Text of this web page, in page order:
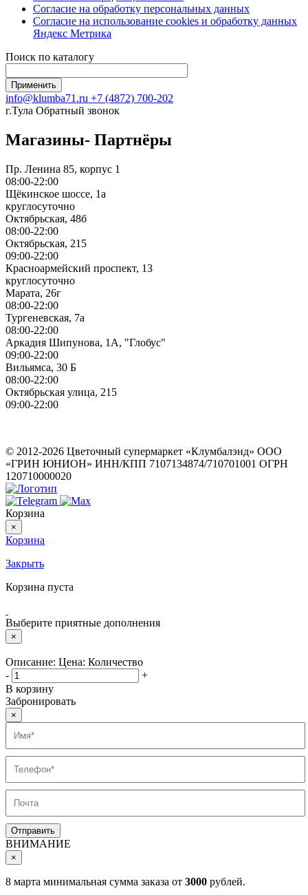
Согласие на обработку персональных данных
Согласие на использование сookies и обработку данных
Яндекс Метрика
Поиск по каталогу
info@klumba71.ru +7 (4872) 700-202
г.Тула Обратный звонок
Магазины- Партнёры
Пр. Ленина 85, корпус 1
08:00-22:00
Щёкинское шоссе, 1а
круглосуточно
Октябрьская, 48б
08:00-22:00
Октябрьская, 215
09:00-22:00
Красноармейский проспект, 13
круглосуточно
Марата, 26г
08:00-22:00
Тургеневская, 7а
08:00-22:00
Аркадия Шипунова, 1А, "Глобус"
09:00-22:00
Вильямса, 30 Б
08:00-22:00
Октябрьская улица, 215
09:00-22:00
© 2012-2026 Цветочный супермаркет «Клумбалэнд» ООО
«ГРИН ЮНИОН» ИНН/КПП 7107134874/710701001 ОГРН
120710000020
Корзина
×
Корзина
Закрыть
Корзина пуста
Выберите приятные дополнения
×
Описание: Цена: Количество
-
+
В корзину
Забронировать
×
ВНИМАНИЕ
×
8 марта минимальная сумма заказа от 3000 рублей.